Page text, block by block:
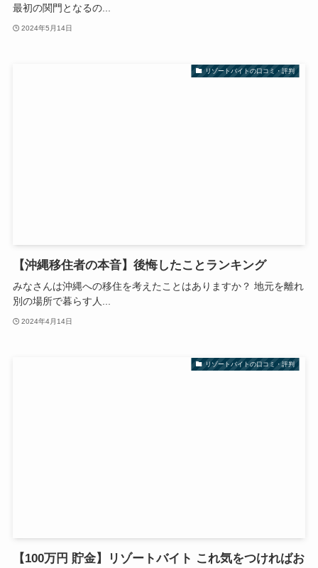
最初の関門となるの...
2024年5月14日
リゾートバイトの口コミ・評判
【沖縄移住者の本音】後悔したことランキング
みなさんは沖縄への移住を考えたことはありますか？ 地元を離れ
別の場所で暮らす人...
2024年4月14日
リゾートバイトの口コミ・評判
【100万円 貯金】リゾートバイト これ気をつければお